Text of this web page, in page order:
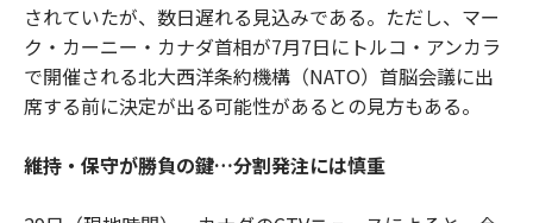
されていたが、数日遅れる見込みである。ただし、マー
ク・カーニー・カナダ首相が7月7日にトルコ・アンカラ
で開催される北大西洋条約機構（NATO）首脳会議に出
席する前に決定が出る可能性があるとの見方もある。
維持・保守が勝負の鍵…分割発注には慎重